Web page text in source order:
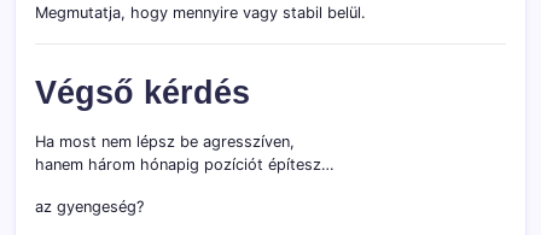
Megmutatja, hogy mennyire vagy stabil belül.
Végső kérdés
Ha most nem lépsz be agresszíven,
hanem három hónapig pozíciót építesz…
az gyengeség?